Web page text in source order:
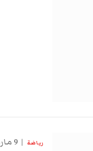
رياضة 9 مارس، 2024